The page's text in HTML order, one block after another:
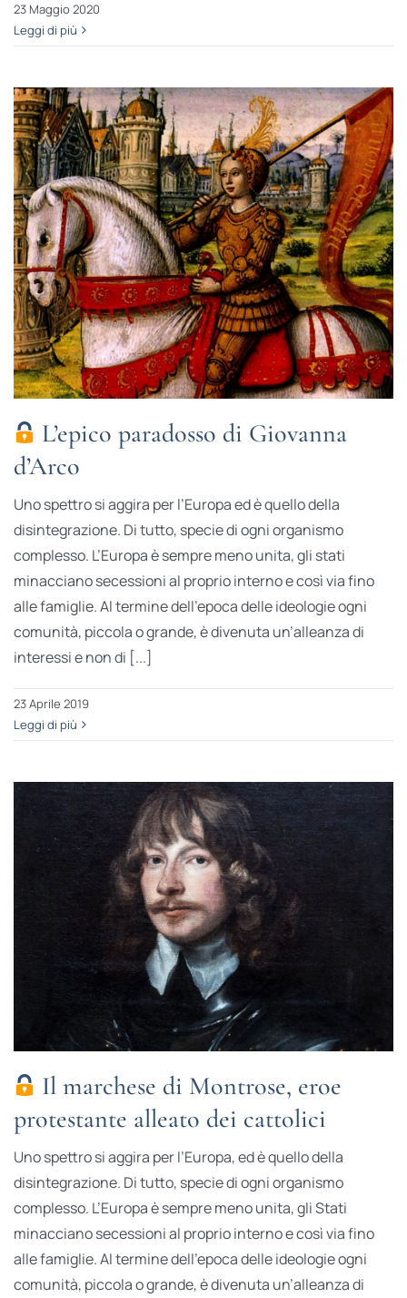
23 Maggio 2020
Leggi di più
L’epico paradosso di Giovanna
d’Arco
Uno spettro si aggira per l’Europa ed è quello della
disintegrazione. Di tutto, specie di ogni organismo
complesso. L’Europa è sempre meno unita, gli stati
minacciano secessioni al proprio interno e così via fino
alle famiglie. Al termine dell’epoca delle ideologie ogni
comunità, piccola o grande, è divenuta un’alleanza di
interessi e non di [...]
23 Aprile 2019
Leggi di più
Il marchese di Montrose, eroe
protestante alleato dei cattolici
Uno spettro si aggira per l’Europa, ed è quello della
disintegrazione. Di tutto, specie di ogni organismo
complesso. L’Europa è sempre meno unita, gli Stati
minacciano secessioni al proprio interno e così via fino
alle famiglie. Al termine dell’epoca delle ideologie ogni
comunità, piccola o grande, è divenuta un’alleanza di